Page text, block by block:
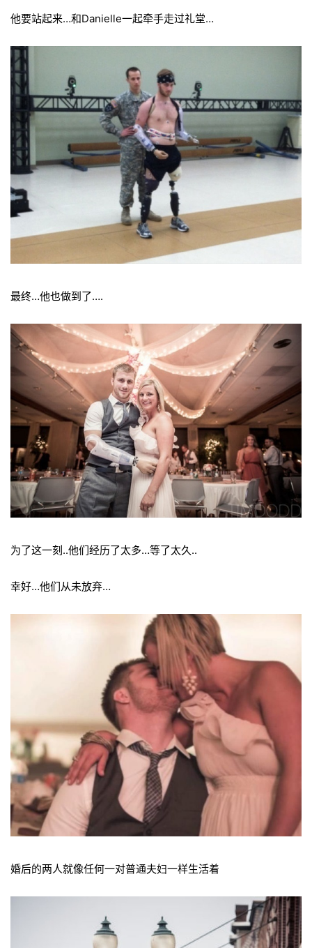
他要站起来…和Danielle一起牵手走过礼堂…
最终…他也做到了….
为了这一刻..他们经历了太多…等了太久..
幸好…他们从未放弃…
婚后的两人就像任何一对普通夫妇一样生活着